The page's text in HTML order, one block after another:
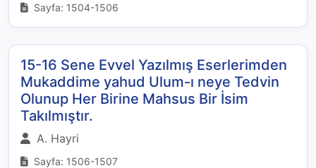
Sayfa: 1504-1506
15-16 Sene Evvel Yazılmış Eserlerimden
Mukaddime yahud Ulum-ı neye Tedvin
Olunup Her Birine Mahsus Bir İsim
Takılmıştır.
A. Hayri
Sayfa: 1506-1507